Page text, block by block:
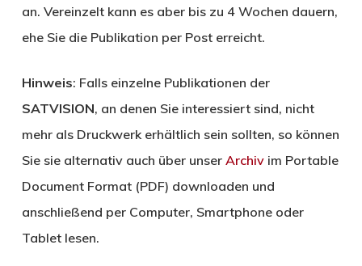
an. Vereinzelt kann es aber bis zu 4 Wochen dauern,
ehe Sie die Publikation per Post erreicht.
Hinweis: Falls einzelne Publikationen der
SATVISION, an denen Sie interessiert sind, nicht
mehr als Druckwerk erhältlich sein sollten, so können
Sie sie alternativ auch über unser Archivim Portable
Document Format (PDF) downloaden und
anschließend per Computer, Smartphone oder
Tablet lesen.